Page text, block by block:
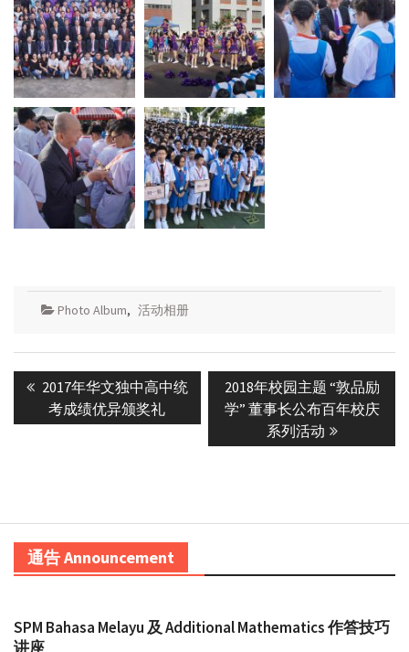
Photo Album, 活动相册
navigation
Previous
post:
2017年华文独中高中统
考成绩优异颁奖礼
Next
post:
2018年校园主题 “敦品励
学” 董事长公布百年校庆
系列活动
通告 Announcement
SPM Bahasa Melayu 及 Additional Mathematics 作答技巧
讲座